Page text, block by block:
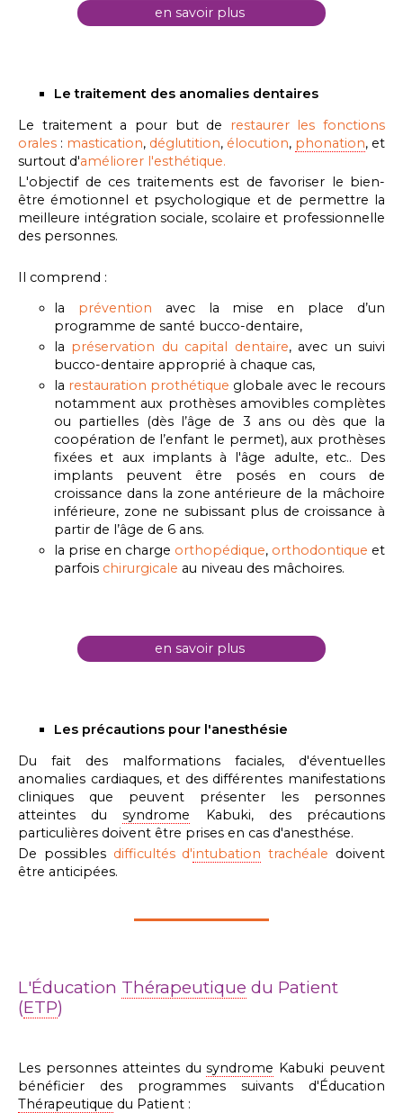
en savoir plus
Le traitement des anomalies dentaires
Le traitement a pour but de restaurer les fonctions
orales : mastication, déglutition, élocution, phonation, et
surtout d'améliorer l'esthétique.
L'objectif de ces traitements est de favoriser le bien-
être émotionnel et psychologique et de permettre la
meilleure intégration sociale, scolaire et professionnelle
des personnes.
Il comprend :
la prévention avec la mise en place d’un
programme de santé bucco-dentaire,
la préservation du capital dentaire, avec un suivi
bucco-dentaire approprié à chaque cas,
la restauration prothétique globale avec le recours
notamment aux prothèses amovibles complètes
ou partielles (dès l’âge de 3 ans ou dès que la
coopération de l’enfant le permet), aux prothèses
fixées et aux implants à l'âge adulte, etc.. Des
implants peuvent être posés en cours de
croissance dans la zone antérieure de la mâchoire
inférieure, zone ne subissant plus de croissance à
partir de l’âge de 6 ans.
la prise en charge orthopédique, orthodontique et
parfois chirurgicale au niveau des mâchoires.
en savoir plus
Les précautions pour l'anesthésie
Du fait des malformations faciales, d'éventuelles
anomalies cardiaques, et des différentes manifestations
cliniques que peuvent présenter les personnes
atteintes dusyndrome Kabuki, des précautions
particulières doivent être prises en cas d'anesthése.
De possibles difficultés d'intubation trachéale doivent
être anticipées.
L'Éducation Thérapeutique du Patient
(ETP)
Les personnes atteintes dusyndrome Kabuki peuvent
bénéficier des programmes suivants d'Éducation
Thérapeutique du Patient :